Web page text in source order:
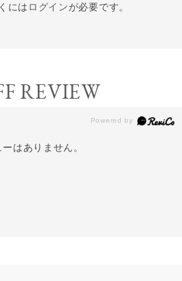
には ログインが必要です。
REVIEW
ーはありません。